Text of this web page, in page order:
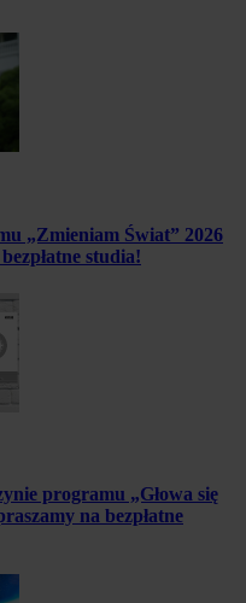
„Zmieniam Świat” 2026
studia!
programu „Głowa się
na bezpłatne